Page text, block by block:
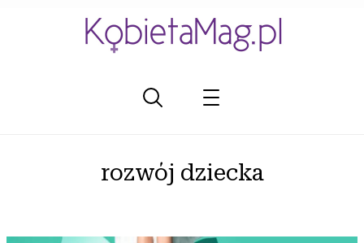
rozwój dziecka